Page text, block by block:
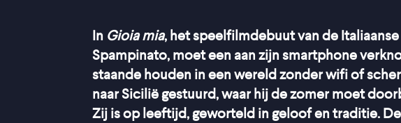
In Gioia mia, het speelfilmdebuut van de
Spampinato, moet een aan zijn smartphone
staande houden in een wereld zonder wifi of
naar Sicilië gestuurd, waar hij de zomer moet
Zij is op leeftijd, geworteld in geloof en traditie.